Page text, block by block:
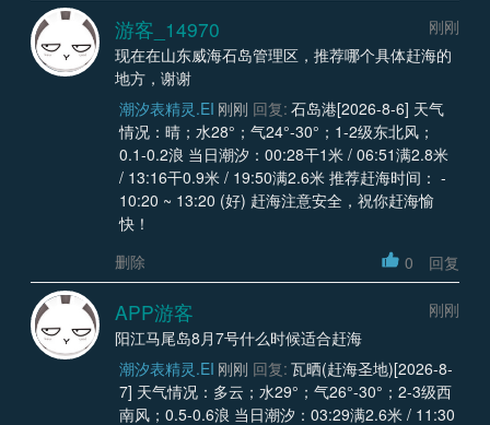
游客_14970
刚刚
现在在山东威海石岛管理区，推荐哪个具体赶海的
地方，谢谢
潮汐表精灵.EI 刚刚 回复: 石岛港[2026-8-6] 天气
情况：晴；水28°；气24°-30°；1-2级东北风；
0.1-0.2浪 当日潮汐：00:28干1米 / 06:51满2.8米
/ 13:16干0.9米 / 19:50满2.6米 推荐赶海时间： -
10:20 ~ 13:20 (好) 赶海注意安全，祝你赶海愉
快！
删除
0 回复
APP游客
刚刚
阳江马尾岛8月7号什么时候适合赶海
潮汐表精灵.EI 刚刚 回复: 瓦晒(赶海圣地)[2026-8-
7] 天气情况：多云；水29°；气26°-30°；2-3级西
南风；0.5-0.6浪 当日潮汐：03:29满2.6米 / 11:30